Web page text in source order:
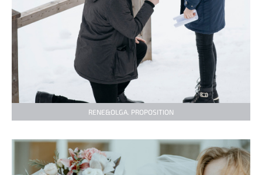
RENE&OLGA. PROPOSITION